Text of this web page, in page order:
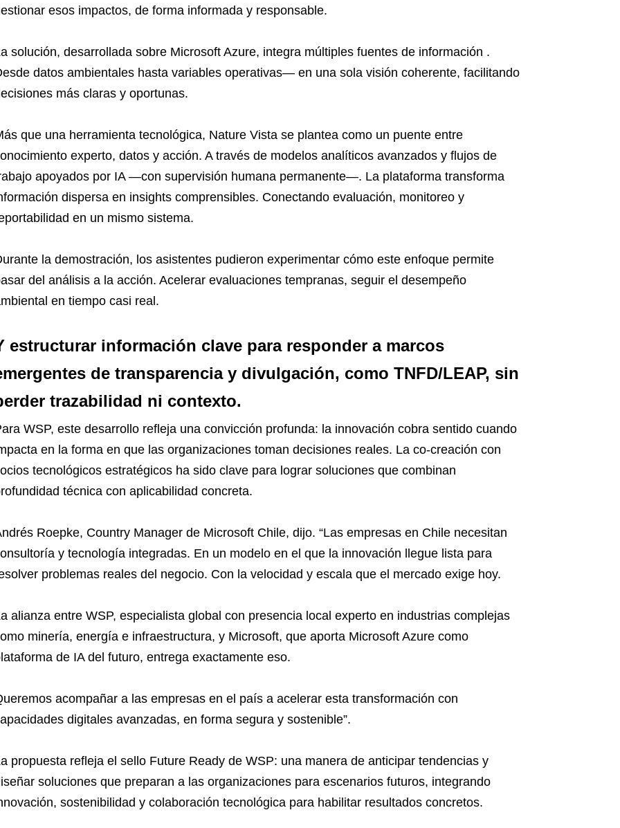
esos impactos, de forma informada y responsable.
solución, desarrollada sobre Microsoft Azure, integra múltiples fuentes de información .
datos ambientales hasta variables operativas— en una sola visión coherente, facilitando
más claras y oportunas.
que una herramienta tecnológica, Nature Vista se plantea como un puente entre
experto, datos y acción. A través de modelos analíticos avanzados y flujos de
apoyados por IA —con supervisión humana permanente—. La plataforma transforma
dispersa en insights comprensibles. Conectando evaluación, monitoreo y
en un mismo sistema.
la demostración, los asistentes pudieron experimentar cómo este enfoque permite
del análisis a la acción. Acelerar evaluaciones tempranas, seguir el desempeño
en tiempo casi real.
estructurar información clave para responder a marcos
de transparencia y divulgación, como TNFD/LEAP, sin
trazabilidad ni contexto.
WSP, este desarrollo refleja una convicción profunda: la innovación cobra sentido cuando
en la forma en que las organizaciones toman decisiones reales. La co-creación con
tecnológicos estratégicos ha sido clave para lograr soluciones que combinan
técnica con aplicabilidad concreta.
Roepke, Country Manager de Microsoft Chile, dijo. “Las empresas en Chile necesitan
y tecnología integradas. En un modelo en el que la innovación llegue lista para
problemas reales del negocio. Con la velocidad y escala que el mercado exige hoy.
alianza entre WSP, especialista global con presencia local experto en industrias complejas
minería, energía e infraestructura, y Microsoft, que aporta Microsoft Azure como
de IA del futuro, entrega exactamente eso.
acompañar a las empresas en el país a acelerar esta transformación con
digitales avanzadas, en forma segura y sostenible”.
propuesta refleja el sello Future Ready de WSP: una manera de anticipar tendencias y
soluciones que preparan a las organizaciones para escenarios futuros, integrando
sostenibilidad y colaboración tecnológica para habilitar resultados concretos.